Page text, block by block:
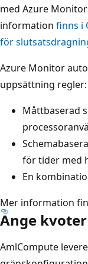
med Azure
information finns i
för
Azure Monitor
uppsättning regler:
Måttbaserad
för tider med
En
Mer information
Ange
AmlCompute